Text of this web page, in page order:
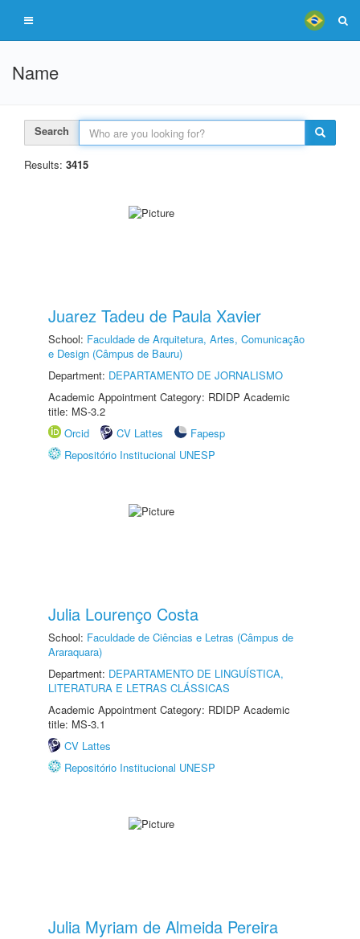
Name
Search
Results: 3415
Juarez Tadeu de Paula Xavier
School: Faculdade de Arquitetura, Artes, Comunicação
e Design (Câmpus de Bauru)
Department: DEPARTAMENTO DE JORNALISMO
Academic Appointment Category: RDIDP Academic
title: MS-3.2
Orcid
CV Lattes
Fapesp
Repositório Institucional UNESP
Julia Lourenço Costa
School: Faculdade de Ciências e Letras (Câmpus de
Araraquara)
Department: DEPARTAMENTO DE LINGUÍSTICA,
LITERATURA E LETRAS CLÁSSICAS
Academic Appointment Category: RDIDP Academic
title: MS-3.1
CV Lattes
Repositório Institucional UNESP
Julia Myriam de Almeida Pereira